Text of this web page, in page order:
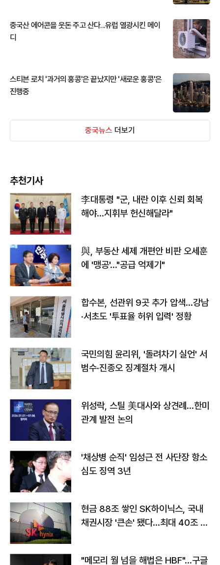
중국산 에어콘을 웃돈 주고 산다...유럽 열광시킨 메이
디
스티븐 로치 '과거의 홍콩'은 끝났지만 '새로운 홍콩'은
진행중
중국뉴스 더보기
추천기사
李대통령 "군, 내란 이후 신뢰 회복
해야…지휘부 헌신해달라"
與, 부동산 세제 개편안 비판 오세훈
에 '맹공'…"공급 억제기"
합수본, 선관위 9곳 추가 압색…강남
·서초도 '투표율 허위 입력' 정황
국민의힘 윤리위, '돌려차기 실언' 서
범수·진종오 징계절차 개시
위성락, 스틸 美대사와 상견례…한미
관계 발전 논의
'채상병 순직' 임성근 전 사단장 항소
심도 징역 3년
현금 88조 쌓인 SK하이닉스, 국내
채권시장 '큰손' 됐다…최대 40조 투
"메모리 월 넘을 해법은 HBF"…구글